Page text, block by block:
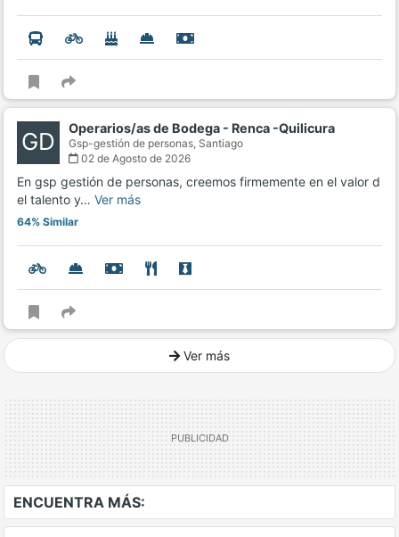
GD Operarios/as de Bodega - Renca -Quilicura
Gsp-gestión de personas, Santiago
02 de Agosto de 2026
En gsp gestión de personas, creemos firmemente en el valor d
el talento y… Ver más
64% Similar
Ver más
ENCUENTRA MÁS: